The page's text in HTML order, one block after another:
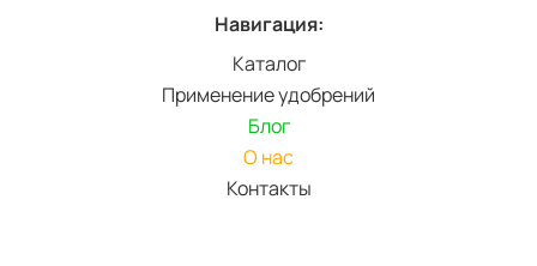
Навигация:
Каталог
Применение удобрений
Блог
О нас
Контакты